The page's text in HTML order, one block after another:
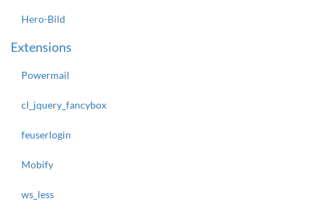
Hero-Bild
Extensions
Powermail
cl_jquery_fancybox
feuserlogin
Mobify
ws_less